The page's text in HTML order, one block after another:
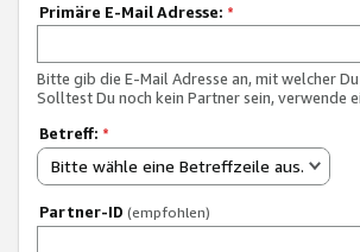
Primäre E-Mail Adresse: *
Bitte gib die E-Mail Adresse an, mit welcher
Solltest Du noch kein Partner sein, verwende
Betreff: *
Bitte wähle eine Betreffzeile aus.
Partner-ID (empfohlen)